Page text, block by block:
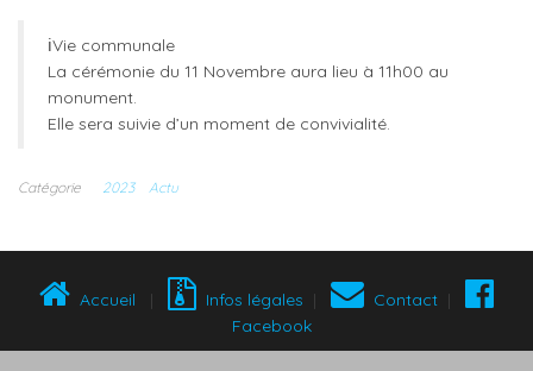
ℹ️Vie communale
La cérémonie du 11 Novembre aura lieu à 11h00 au
monument.
Elle sera suivie d’un moment de convivialité.
Catégorie 2023 Actu
Accueil | Infos légales | Contact |
Facebook